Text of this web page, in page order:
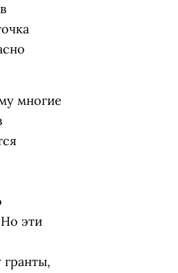
многие
Но эти
гранты,